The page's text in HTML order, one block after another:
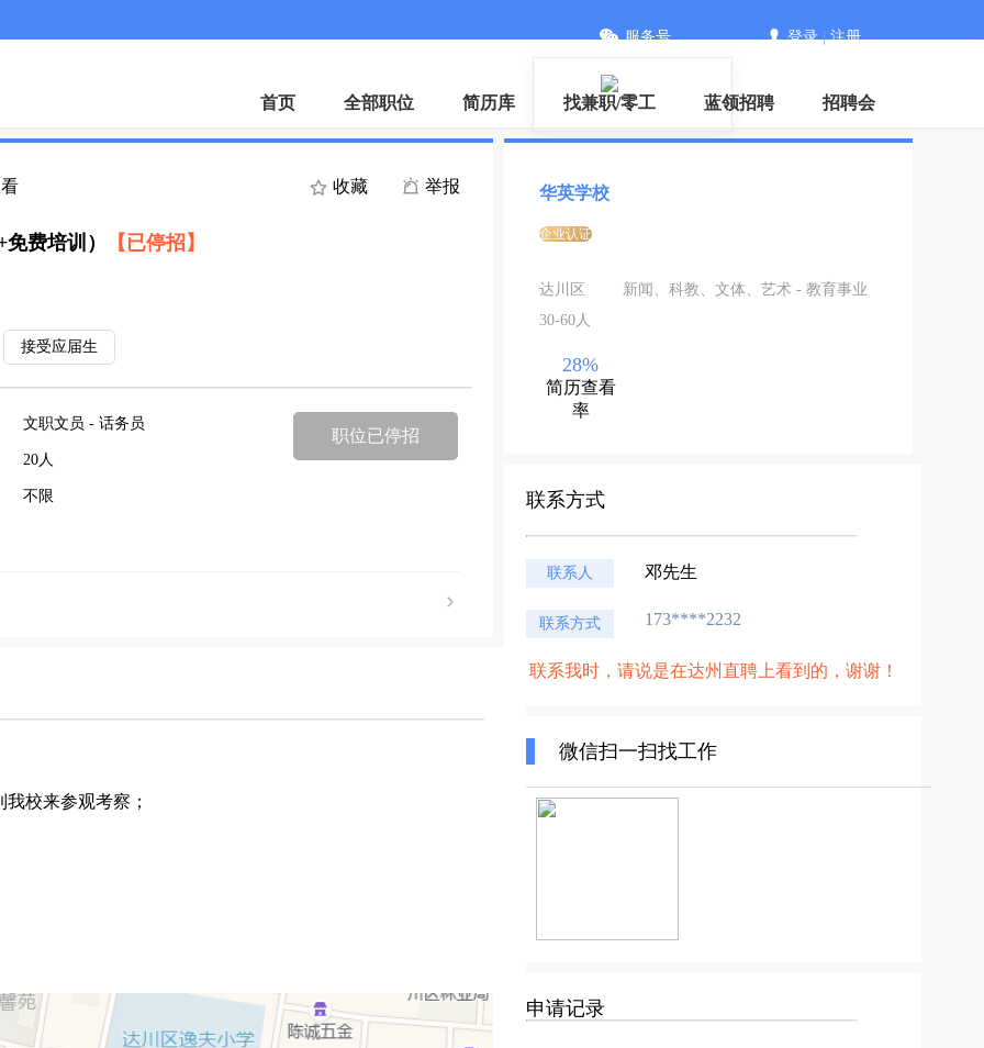
APP下载
服务号 登录|注册
首页 全部职位 简历库 找兼职/零工 蓝领招聘 招聘会
收藏 举报
费培训） 【已停招】
接受应届生
文职文员 - 话务员
20人
不限
职位已停招
校来参观考察；
华英学校
企业认证
达川区
新闻、科教、文体、艺术 - 教育事业
30-60人
28%
简历查看
率
联系方式
联系人 邓先生
联系方式 173****2232
联系我时，请说是在达州直聘上看到的，谢谢！
微信扫一扫找工作
申请记录